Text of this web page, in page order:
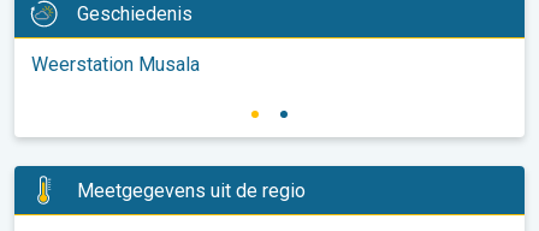
Geschiedenis
Weerstation Musala
Meetgegevens uit de regio